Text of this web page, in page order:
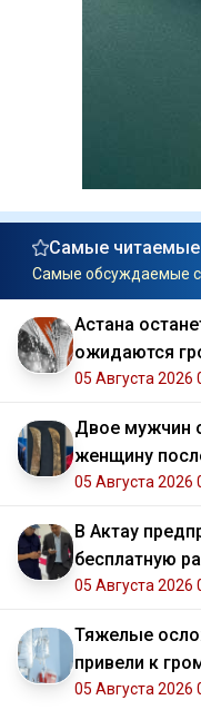
Самые читаемые
Самые обсуждаемые
Астана
ожидаются
05 Августа 2026
Двое мужчин
женщину
05 Августа 2026
В Актау
бесплатную
05 Августа 2026
Тяжелые
привели к
05 Августа 2026